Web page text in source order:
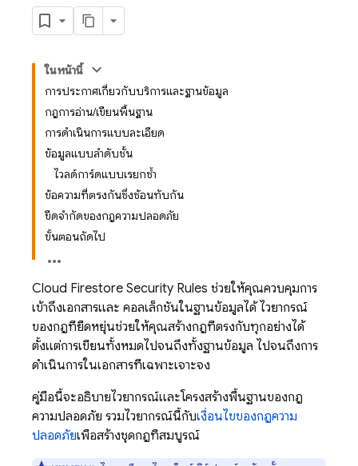
ในหน้านี้
การประกาศเกี่ยวกับบริการและฐานข้อมูล
กฎการอ่าน/เขียนพื้นฐาน
การดำเนินการแบบละเอียด
ข้อมูลแบบลำดับชั้น
ไวลด์การ์ดแบบเรียกซ้ำ
ข้อความที่ตรงกันซึ่งซ้อนทับกัน
ขีดจำกัดของกฎความปลอดภัย
ขั้นตอนถัดไป
Cloud Firestore Security Rules ช่วยให้คุณควบคุมการ
เข้าถึงเอกสารและ คอลเล็กชันในฐานข้อมูลได้ ไวยากรณ์
ของกฎที่ยืดหยุ่นช่วยให้คุณสร้างกฎที่ตรงกับทุกอย่างได้
ตั้งแต่การเขียนทั้งหมดไปจนถึงทั้งฐานข้อมูล ไปจนถึงการ
ดำเนินการในเอกสารที่เฉพาะเจาะจง
คู่มือนี้จะอธิบายไวยากรณ์และโครงสร้างพื้นฐานของกฎ
ความปลอดภัย รวมไวยากรณ์นี้กับเงื่อนไขของกฎความ
ปลอดภัยเพื่อสร้างชุดกฎที่สมบูรณ์